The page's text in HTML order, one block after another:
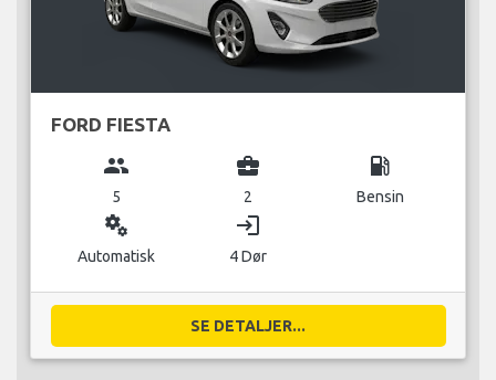
FORD FIESTA
group
5
business_center
2
local_gas_station
Bensin
miscellaneous_services
Automatisk
login
4 Dør
SE DETALJER...